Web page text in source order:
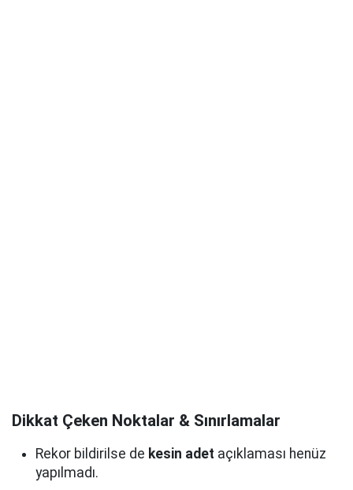
Dikkat Çeken Noktalar & Sınırlamalar
Rekor bildirilse de kesin adet açıklaması henüz
yapılmadı.